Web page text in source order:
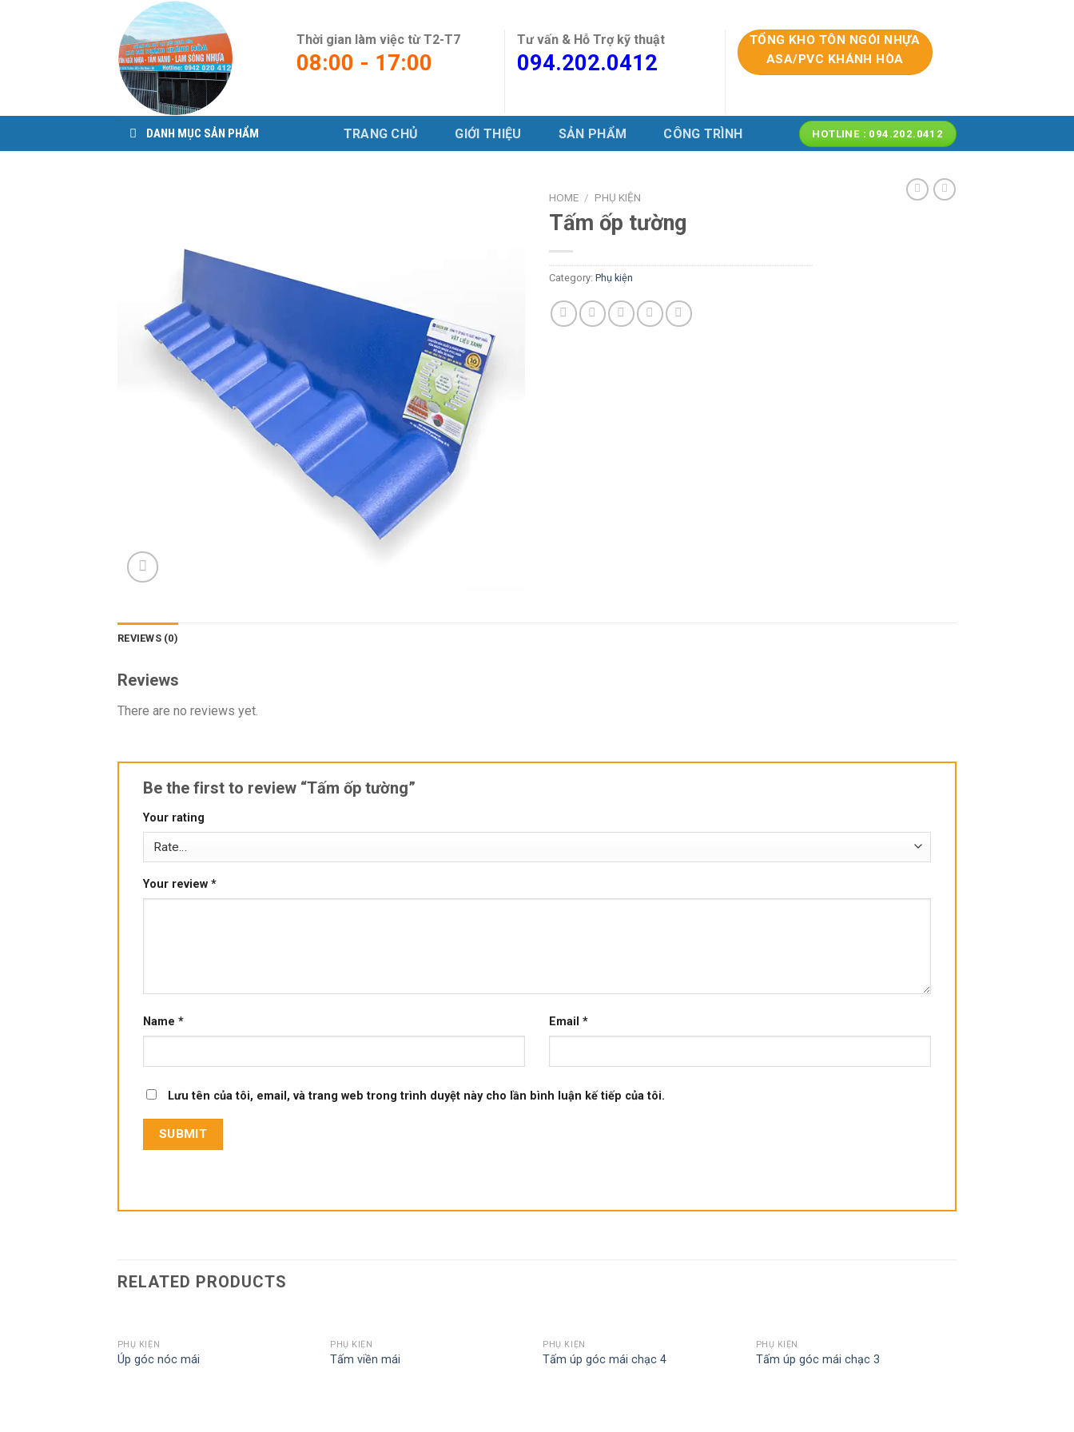
Thời gian làm việc từ T2-T7
08:00 - 17:00
Tư vấn & Hỗ Trợ kỹ thuật
094.202.0412
TỔNG KHO TÔN NGÓI NHỰA
ASA/PVC KHÁNH HÒA
DANH MỤC SẢN PHẨM TRANG CHỦ GIỚI THIỆU SẢN PHẨM CÔNG TRÌNH HOTLINE : 094.202.0412
HOME / PHỤ KIỆN
Tấm ốp tường
Category: Phụ kiện
REVIEWS (0)
Reviews
There are no reviews yet.
Be the first to review “Tấm ốp tường”
Your rating
Your review *
Name * Email *
Lưu tên của tôi, email, và trang web trong trình duyệt này cho lần bình luận kế tiếp của tôi.
RELATED PRODUCTS
PHỤ KIỆN
Úp góc nóc mái
PHỤ KIỆN
Tấm viền mái
PHỤ KIỆN
Tấm úp góc mái chạc 4
PHỤ KIỆN
Tấm úp góc mái chạc 3